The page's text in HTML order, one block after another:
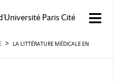
Paris Cité
LA LITTÉRATURE MÉDICALE EN